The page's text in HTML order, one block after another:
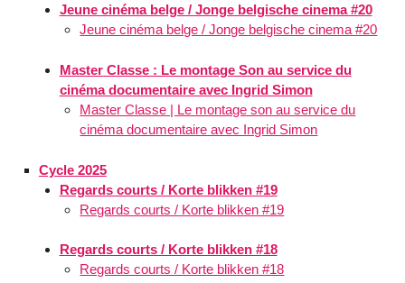
Jeune cinéma belge / Jonge belgische cinema #20
Jeune cinéma belge / Jonge belgische cinema #20
Master Classe : Le montage Son au service du
cinéma documentaire avec Ingrid Simon
Master Classe | Le montage son au service du
cinéma documentaire avec Ingrid Simon
Cycle 2025
Regards courts / Korte blikken #19
Regards courts / Korte blikken #19
Regards courts / Korte blikken #18
Regards courts / Korte blikken #18